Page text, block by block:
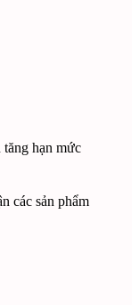
hạn mức
các sản phẩm